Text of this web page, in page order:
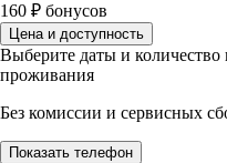
160 ₽ бонусов
Цена и доступность
Выберите даты и количество
проживания
Без комиссии и сервисных
Показать телефон